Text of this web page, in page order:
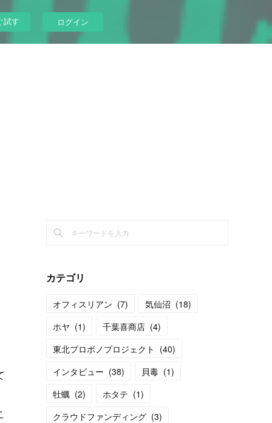
試す ログイン
カテゴリ
オフィスリアン (7) 気仙沼 (18)
ホヤ (1) 千葉喜商店 (4)
東北プロボノプロジェクト (40)
インタビュー (38) 貝毒 (1)
牡蠣 (2) ホタテ (1)
クラウドファンディング (3)